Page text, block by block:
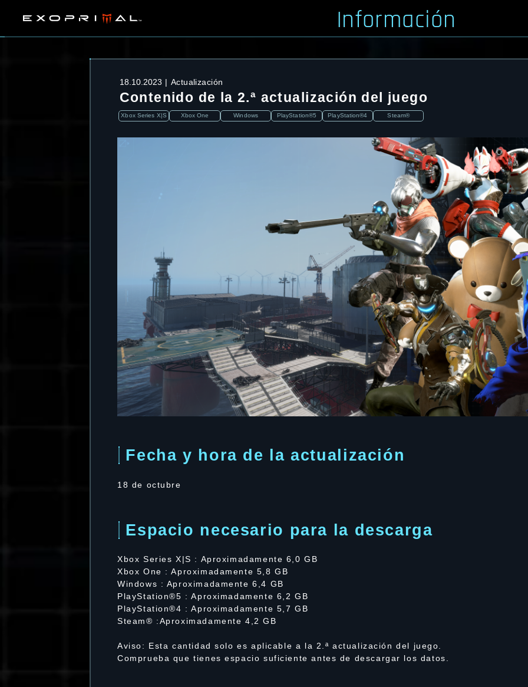
Información
18.10.2023 Actualización
Contenido de la 2.ª actualización del juego
Xbox Series X|S Xbox One Windows PlayStation®5 PlayStation®4 Steam®
Fecha y hora de la actualización
18 de octubre
Espacio necesario para la descarga
Xbox Series X|S : Aproximadamente 6,0 GB
Xbox One : Aproximadamente 5,8 GB
Windows : Aproximadamente 6,4 GB
PlayStation®5 : Aproximadamente 6,2 GB
PlayStation®4 : Aproximadamente 5,7 GB
Steam® :Aproximadamente 4,2 GB
Aviso: Esta cantidad solo es aplicable a la 2.ª actualización del juego.
Comprueba que tienes espacio suficiente antes de descargar los datos.